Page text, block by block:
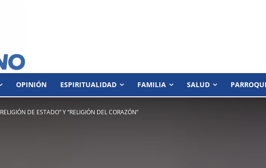
OPINIÓN ESPIRITUALIDAD FAMILIA SALUD
RELIGIÓN DE ESTADO” Y “RELIGIÓN DEL CORAZÓN”